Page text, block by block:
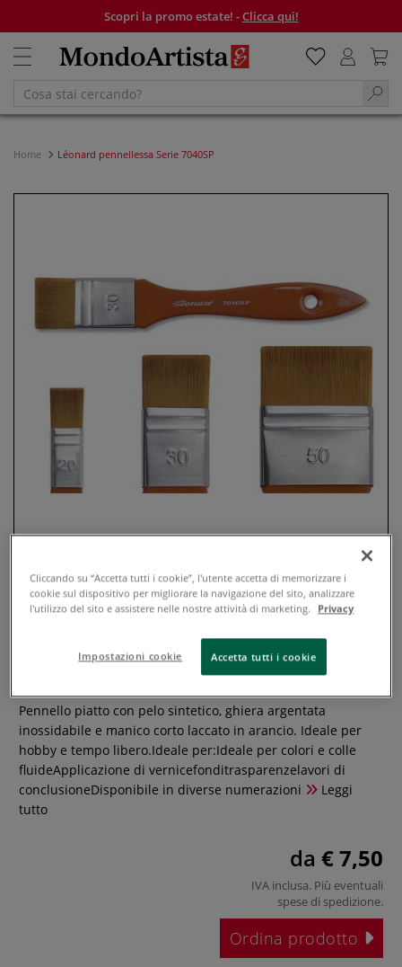
Scopri la promo estate! -Clicca qui!
Home Léonard pennellessa Serie 7040SP
Léonard pennellessa Serie 7040SP
0 recensioni
Pennello piatto con pelo sintetico, ghiera argentata
inossidabile e manico corto laccato in arancio. Ideale per
hobby e tempo libero.Ideale per:Ideale per colori e colle
fluideApplicazione di vernicefonditrasparenzelavori di
conclusioneDisponibile in diverse numerazioni
Leggi
tutto
da € 7,50
IVA inclusa. Più eventuali
spese di spedizione.
Ordina prodotto
Cliccando su “Accetta tutti i cookie”, l'utente accetta di memorizzare i
cookie sul dispositivo per migliorare la navigazione del sito, analizzare
l'utilizzo del sito e assistere nelle nostre attività di marketing.
Privacy
Impostazioni cookie Accetta tutti i cookie